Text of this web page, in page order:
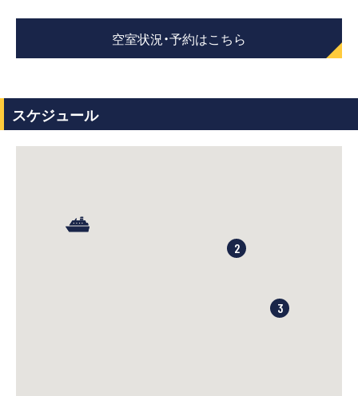
空室状況・予約はこちら
スケジュール
2
3